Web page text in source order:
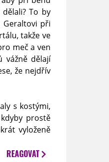
To by
Geraltovi při
takže ve
meč a ven
vážně dělají
že nejdřív
s kostými,
prostě
vyloženě
REAGOVAT